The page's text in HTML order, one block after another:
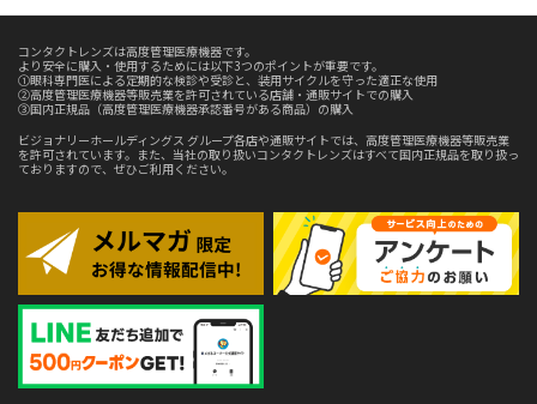
コンタクトレンズは高度管理医療機器です。
より安全に購入・使用するためには以下3つのポイントが重要です。
①眼科専門医による定期的な検診や受診と、装用サイクルを守った適正な使用
②高度管理医療機器等販売業を許可されている店舗・通販サイトでの購入
③国内正規品（高度管理医療機器承認番号がある商品）の購入
ビジョナリーホールディングス グループ各店や通販サイトでは、高度管理医療機器等販売業
を許可されています。また、当社の取り扱いコンタクトレンズはすべて国内正規品を取り扱っ
ておりますので、ぜひご利用ください。